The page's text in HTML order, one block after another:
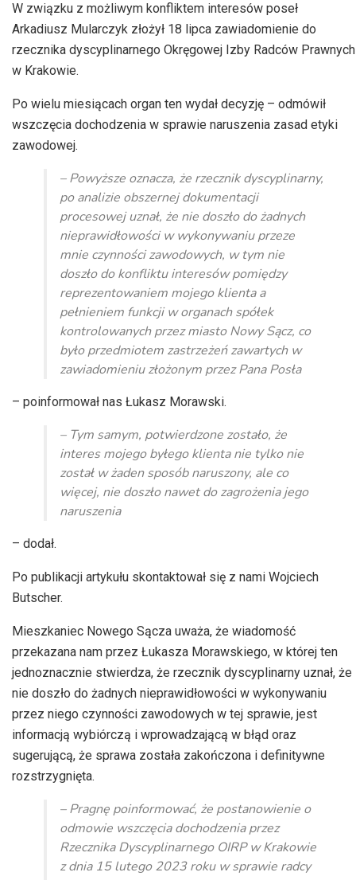
W związku z możliwym konfliktem interesów poseł
Arkadiusz Mularczyk złożył 18 lipca zawiadomienie do
rzecznika dyscyplinarnego Okręgowej Izby Radców Prawnych
w Krakowie.
Po wielu miesiącach organ ten wydał decyzję – odmówił
wszczęcia dochodzenia w sprawie naruszenia zasad etyki
zawodowej.
– Powyższe oznacza, że rzecznik dyscyplinarny,
po analizie obszernej dokumentacji
procesowej uznał, że nie doszło do żadnych
nieprawidłowości w wykonywaniu przeze
mnie czynności zawodowych, w tym nie
doszło do konfliktu interesów pomiędzy
reprezentowaniem mojego klienta a
pełnieniem funkcji w organach spółek
kontrolowanych przez miasto Nowy Sącz, co
było przedmiotem zastrzeżeń zawartych w
zawiadomieniu złożonym przez Pana Posła
– poinformował nas Łukasz Morawski.
– Tym samym, potwierdzone zostało, że
interes mojego byłego klienta nie tylko nie
został w żaden sposób naruszony, ale co
więcej, nie doszło nawet do zagrożenia jego
naruszenia
– dodał.
Po publikacji artykułu skontaktował się z nami Wojciech
Butscher.
Mieszkaniec Nowego Sącza uważa, że wiadomość
przekazana nam przez Łukasza Morawskiego, w której ten
jednoznacznie stwierdza, że rzecznik dyscyplinarny uznał, że
nie doszło do żadnych nieprawidłowości w wykonywaniu
przez niego czynności zawodowych w tej sprawie, jest
informacją wybiórczą i wprowadzającą w błąd oraz
sugerującą, że sprawa została zakończona i definitywne
rozstrzygnięta.
– Pragnę poinformować, że postanowienie o
odmowie wszczęcia dochodzenia przez
Rzecznika Dyscyplinarnego OIRP w Krakowie
z dnia 15 lutego 2023 roku w sprawie radcy